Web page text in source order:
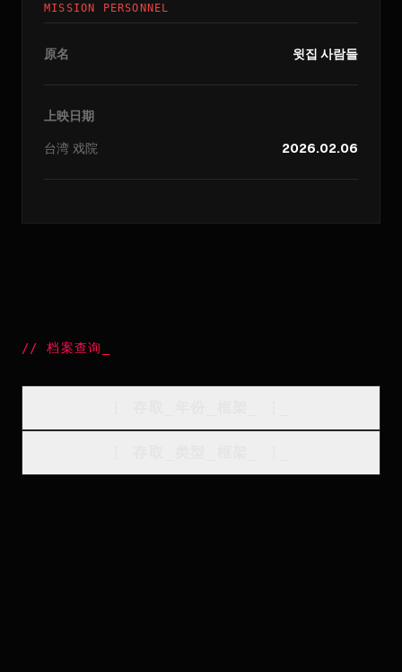
MISSION PERSONNEL
原名 윗집 사람들
上映日期
台湾 戏院 2026.02.06
//档案查询